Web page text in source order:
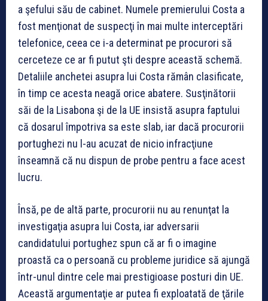
a şefului său de cabinet. Numele premierului Costa a
fost menţionat de suspecţi în mai multe interceptări
telefonice, ceea ce i-a determinat pe procurori să
cerceteze ce ar fi putut şti despre această schemă.
Detaliile anchetei asupra lui Costa rămân clasificate,
în timp ce acesta neagă orice abatere. Susţinătorii
săi de la Lisabona şi de la UE insistă asupra faptului
că dosarul împotriva sa este slab, iar dacă procurorii
portughezi nu l-au acuzat de nicio infracţiune
înseamnă că nu dispun de probe pentru a face acest
lucru.
Însă, pe de altă parte, procurorii nu au renunţat la
investigaţia asupra lui Costa, iar adversarii
candidatului portughez spun că ar fi o imagine
proastă ca o persoană cu probleme juridice să ajungă
într-unul dintre cele mai prestigioase posturi din UE.
Această argumentaţie ar putea fi exploatată de ţările